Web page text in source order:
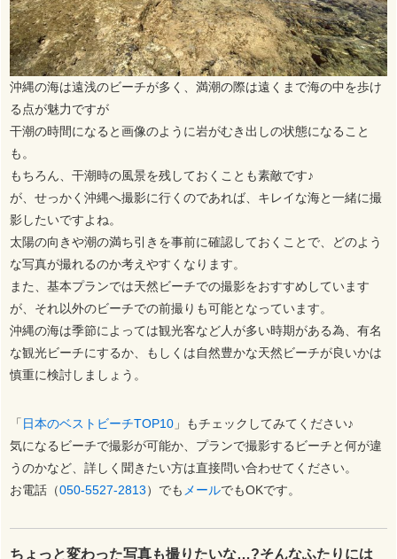
沖縄の海は遠浅のビーチが多く、満潮の際は遠くまで海の中を歩け
る点が魅力ですが
干潮の時間になると画像のように岩がむき出しの状態になること
も。
もちろん、干潮時の風景を残しておくことも素敵です♪
が、せっかく沖縄へ撮影に行くのであれば、キレイな海と一緒に撮
影したいですよね。
太陽の向きや潮の満ち引きを事前に確認しておくことで、どのよう
な写真が撮れるのか考えやすくなります。
また、基本プランでは天然ビーチでの撮影をおすすめしています
が、それ以外のビーチでの前撮りも可能となっています。
沖縄の海は季節によっては観光客など人が多い時期がある為、有名
な観光ビーチにするか、もしくは自然豊かな天然ビーチが良いかは
慎重に検討しましょう。
「 日本のベストビーチTOP10 」もチェックしてみてください♪
気になるビーチで撮影が可能か、プランで撮影するビーチと何が違
うのかなど、詳しく聞きたい方は直接問い合わせてください。
お電話（050-5527-2813）でも メールでもOKです。
ちょっと変わった写真も撮りたいな…?そんなふたりには